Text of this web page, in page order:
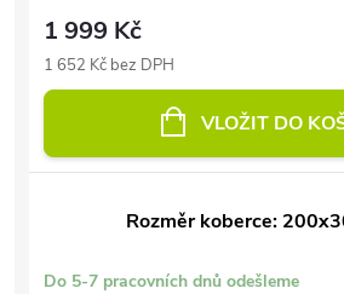
1 999 Kč
1 652 Kč bez DPH
VLOŽIT DO
Rozměr koberce:
Do 5-7 pracovních dnů odešleme